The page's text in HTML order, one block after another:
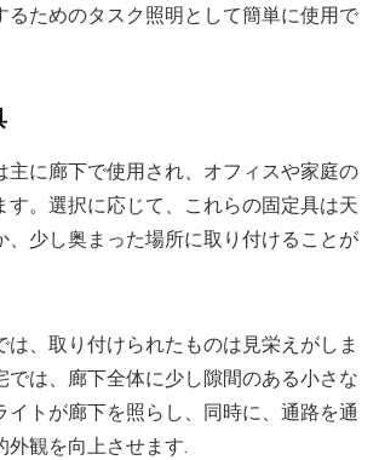
るためのタスク照明として簡単に使用で
主に廊下で使用され、オフィスや家庭の
す。選択に応じて、これらの固定具は天
、少し奥まった場所に取り付けることが
は、取り付けられたものは見栄えがしま
では、廊下全体に少し隙間のある小さな
イトが廊下を照らし、同時に、通路を通
外観を向上させます.